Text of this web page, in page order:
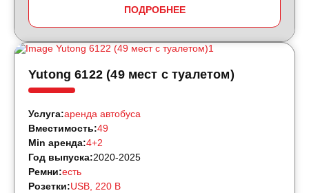
ПОДРОБНЕЕ
Yutong 6122 (49 мест с туалетом)
Услуга:аренда автобуса
Вместимость:49
Min аренда:4+2
Год выпуска:2020-2025
Ремни:есть
Розетки:USB, 220 B